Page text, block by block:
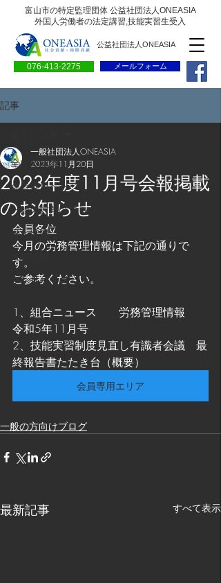
富山市の特定監理団体 公益社団法人ONEASIA
外国人労働者の法定講習,技能実習生受入
076-413-2275
公益社団法人ONEASIA
メールフォーム
記事
全ての記事
会員専用ページ
一般の方向けブログ
求人情報
求職情報
プレリリース
2023年度11月号会報掲載
のお知らせ
一般社団法人ONEASIA
2023年11月20日
会員各位
今月の労務管理情報は下記の通りで
す。
ご参考ください。
1、組合ニュース　　労務管理情報
令和5年11月号
2、技能実習制度見直し有識者会議　最
終報告書たたき台（概要）
会員専用エリア
一般の方向けブログ
最新記事 すべて表示